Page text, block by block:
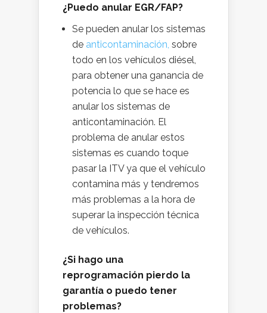
¿Puedo anular EGR/FAP?
Se pueden anular los sistemas
de anticontaminación, sobre
todo en los vehículos diésel,
para obtener una ganancia de
potencia lo que se hace es
anular los sistemas de
anticontaminación. El
problema de anular estos
sistemas es cuando toque
pasar la ITV ya que el vehículo
contamina más y tendremos
más problemas a la hora de
superar la inspección técnica
de vehículos.
¿Si hago una
reprogramación pierdo la
garantía o puedo tener
problemas?